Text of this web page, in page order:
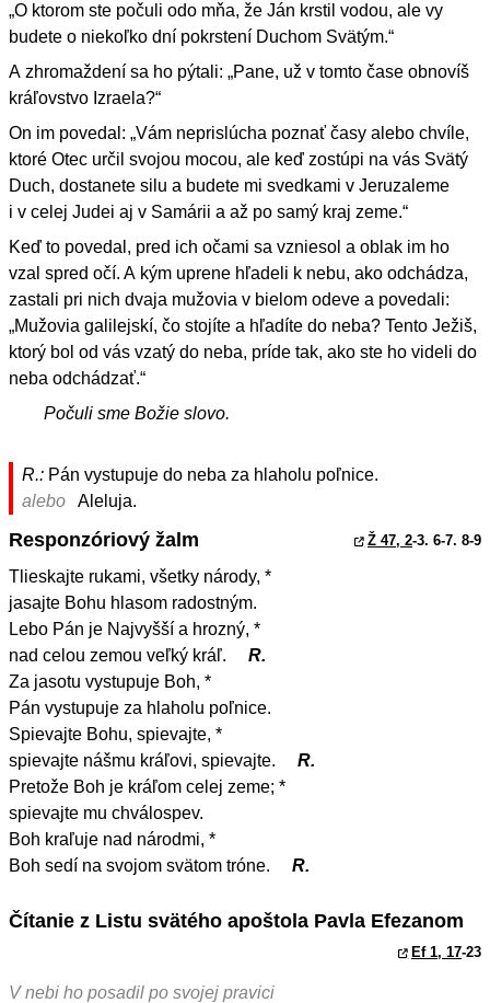
„O ktorom ste počuli odo mňa, že Ján krstil vodou, ale vy
budete o niekoľko dní pokrstení Duchom Svätým.“
A zhromaždení sa ho pýtali: „Pane, už v tomto čase obnovíš
kráľovstvo Izraela?“
On im povedal: „Vám neprislúcha poznať časy alebo chvíle,
ktoré Otec určil svojou mocou, ale keď zostúpi na vás Svätý
Duch, dostanete silu a budete mi svedkami v Jeruzaleme
i v celej Judei aj v Samárii a až po samý kraj zeme.“
Keď to povedal, pred ich očami sa vzniesol a oblak im ho
vzal spred očí. A kým uprene hľadeli k nebu, ako odchádza,
zastali pri nich dvaja mužovia v bielom odeve a povedali:
„Mužovia galilejskí, čo stojíte a hľadíte do neba? Tento Ježiš,
ktorý bol od vás vzatý do neba, príde tak, ako ste ho videli do
neba odchádzať.“
Počuli sme Božie slovo.
R.: Pán vystupuje do neba za hlaholu poľnice.
alebo
Aleluja.
Responzóriový žalm Ž 47, 2-3. 6-7. 8-9
Tlieskajte rukami, všetky národy, *
jasajte Bohu hlasom radostným.
Lebo Pán je Najvyšší a hrozný, *
nad celou zemou veľký kráľ.
R.
Za jasotu vystupuje Boh, *
Pán vystupuje za hlaholu poľnice.
Spievajte Bohu, spievajte, *
spievajte nášmu kráľovi, spievajte.
R.
Pretože Boh je kráľom celej zeme; *
spievajte mu chválospev.
Boh kraľuje nad národmi, *
Boh sedí na svojom svätom tróne.
R.
Čítanie z Listu svätého apoštola Pavla Efezanom
Ef 1, 17-23
V nebi ho posadil po svojej pravici